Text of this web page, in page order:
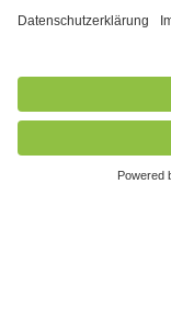
5,90 €